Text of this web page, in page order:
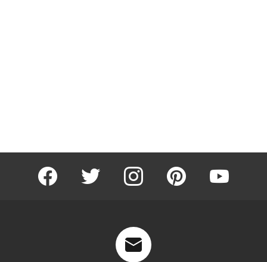
facebook twitter instagram pinterest youtube